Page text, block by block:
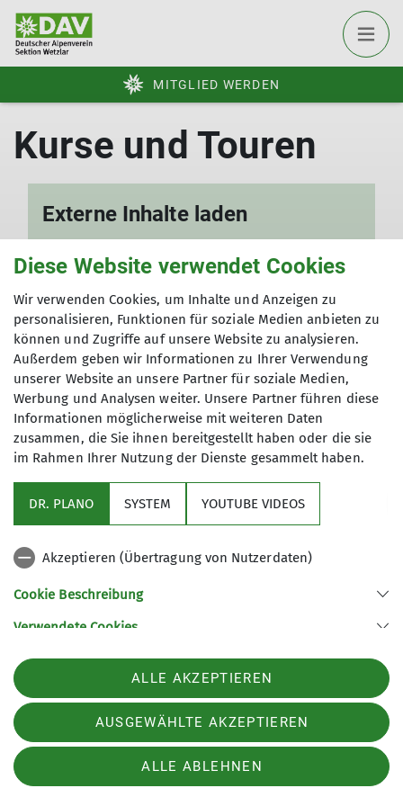
MITGLIED WERDEN
Externe Inhalte laden
benötigen wir die Zustimmung zu
folgenden Kategorien von Dr. Plano:
Überträgt Nutzerdaten
Ich will den Inhalt sehen
Gut zu wissen: Die Einstellungen können
jederzeit in denDatenschutz-
Einstellungenangepasst werden!
Sektion Wetzlar des Deutschen Alpenvereins e.V.
Sportparkstraße 3a
35578 Wetzlar
Telefon +4964412000811
Datenschutz-Einstellungen
Datenschutz
Diese Website verwendet Cookies
Wir verwenden Cookies, um Inhalte und Anzeigen zu
personalisieren, Funktionen für soziale Medien anbieten zu
können und Zugriffe auf unsere Website zu analysieren.
Außerdem geben wir Informationen zu Ihrer Verwendung
unserer Website an unsere Partner für soziale Medien,
Werbung und Analysen weiter. Unsere Partner führen diese
Informationen möglicherweise mit weiteren Daten
zusammen, die Sie ihnen bereitgestellt haben oder die sie
im Rahmen Ihrer Nutzung der Dienste gesammelt haben.
DR. PLANO SYSTEM YOUTUBE VIDEOS
Akzeptieren (Übertragung von Nutzerdaten)
Cookie Beschreibung
Verwendete Cookies
ALLE AKZEPTIEREN
AUSGEWÄHLTE AKZEPTIEREN
ALLE ABLEHNEN